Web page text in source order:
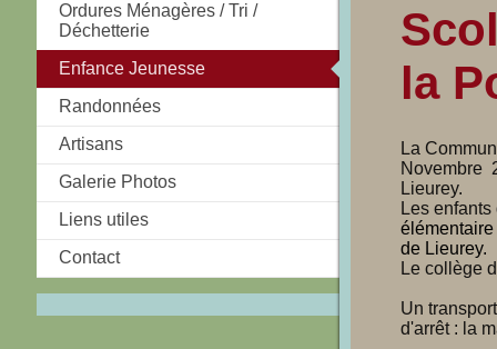
la
La
Novembre
Lieurey.
Les
élémentaire
de Lieurey.
Le collège
Un
d'arrêt : la
Ordures Ménagères / Tri /
Déchetterie
Enfance Jeunesse
Randonnées
Artisans
Galerie Photos
Liens utiles
Contact